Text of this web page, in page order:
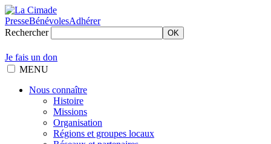
PresseBénévolesAdhérer
Rechercher
OK
Je fais un don
MENU
Nous connaître
Histoire
Missions
Organisation
Régions et groupes locaux